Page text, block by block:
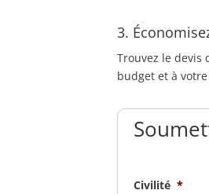
3.
Trouvez le devis
budget et à
Civilité *